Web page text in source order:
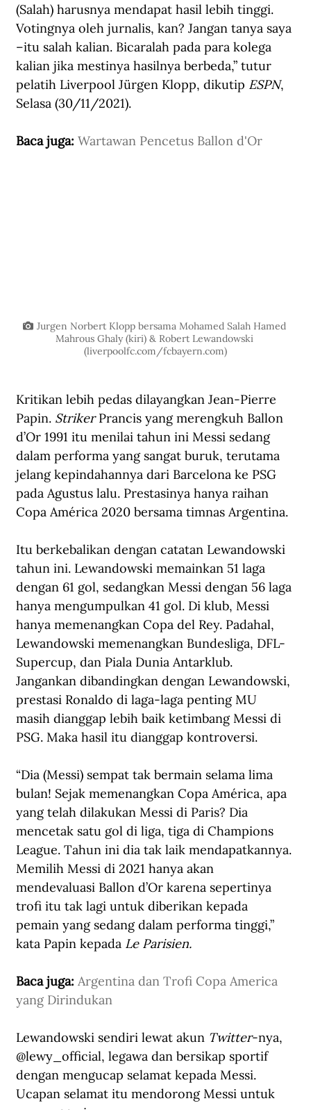
(Salah) harusnya mendapat hasil lebih tinggi.
Votingnya oleh jurnalis, kan? Jangan tanya saya
–itu salah kalian. Bicaralah pada para kolega
kalian jika mestinya hasilnya berbeda,” tutur
pelatih Liverpool Jürgen Klopp, dikutip ESPN,
Selasa (30/11/2021).
Baca juga: Wartawan Pencetus Ballon d'Or
Jurgen Norbert Klopp bersama Mohamed Salah Hamed
Mahrous Ghaly (kiri) & Robert Lewandowski
(liverpoolfc.com/fcbayern.com)
Kritikan lebih pedas dilayangkan Jean-Pierre
Papin. Striker Prancis yang merengkuh Ballon
d’Or 1991 itu menilai tahun ini Messi sedang
dalam performa yang sangat buruk, terutama
jelang kepindahannya dari Barcelona ke PSG
pada Agustus lalu. Prestasinya hanya raihan
Copa América 2020 bersama timnas Argentina.
Itu berkebalikan dengan catatan Lewandowski
tahun ini. Lewandowski memainkan 51 laga
dengan 61 gol, sedangkan Messi dengan 56 laga
hanya mengumpulkan 41 gol. Di klub, Messi
hanya memenangkan Copa del Rey. Padahal,
Lewandowski memenangkan Bundesliga, DFL-
Supercup, dan Piala Dunia Antarklub.
Jangankan dibandingkan dengan Lewandowski,
prestasi Ronaldo di laga-laga penting MU
masih dianggap lebih baik ketimbang Messi di
PSG. Maka hasil itu dianggap kontroversi.
“Dia (Messi) sempat tak bermain selama lima
bulan! Sejak memenangkan Copa América, apa
yang telah dilakukan Messi di Paris? Dia
mencetak satu gol di liga, tiga di Champions
League. Tahun ini dia tak laik mendapatkannya.
Memilih Messi di 2021 hanya akan
mendevaluasi Ballon d’Or karena sepertinya
trofi itu tak lagi untuk diberikan kepada
pemain yang sedang dalam performa tinggi,”
kata Papin kepada Le Parisien.
Baca juga: Argentina dan Trofi Copa America
yang Dirindukan
Lewandowski sendiri lewat akun Twitter-nya,
@lewy_official, legawa dan bersikap sportif
dengan mengucap selamat kepada Messi.
Ucapan selamat itu mendorong Messi untuk